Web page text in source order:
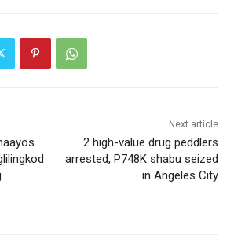
Next article
2 high-value drug peddlers
arrested, P748K shabu seized
in Angeles City